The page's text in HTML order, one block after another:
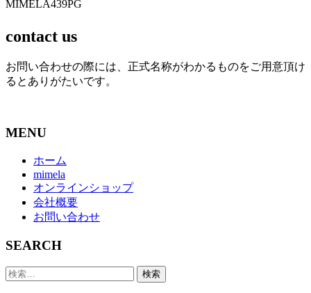
contact us
お問い合わせの際には、正式名称がわかるものをご用意頂け
るとありがたいです。
MENU
ホーム
mimela
オンラインショップ
会社概要
お問い合わせ
SEARCH
検